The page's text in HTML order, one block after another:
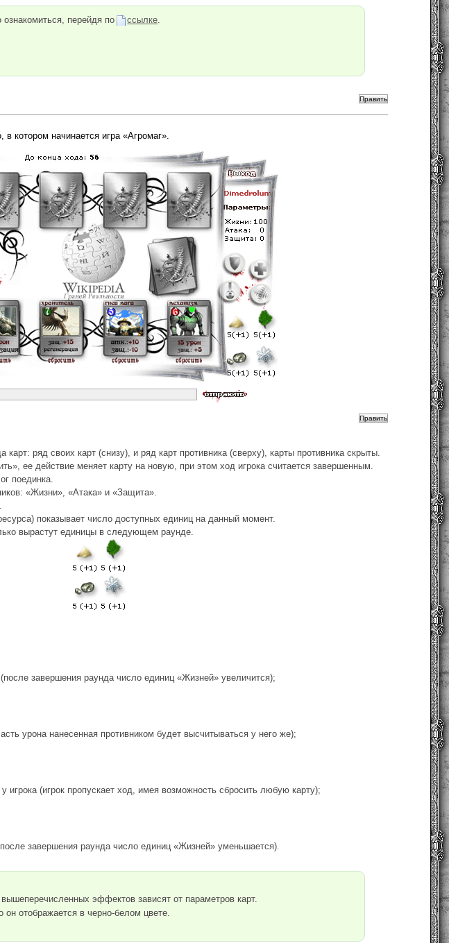
перейдя по ссылке.
котором начинается игра «Агромаг».
карт: ряд своих карт (снизу), и ряд карт противника (сверху), карты противника скрыты.
ее действие меняет карту на новую, при этом ход игрока считается завершенным.
поединка.
«Жизни», «Атака» и «Защита».
показывает число доступных единиц на данный момент.
вырастут единицы в следующем раунде.
завершения раунда число единиц «Жизней» увеличится);
урона нанесенная противником будет высчитываться у него же);
игрока (игрок пропускает ход, имея возможность сбросить любую карту);
завершения раунда число единиц «Жизней» уменьшается).
эффектов зависят от параметров карт.
отображается в черно-белом цвете.